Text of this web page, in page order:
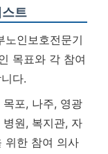
트
노인보호전문기
목표와 각 참여
다.
목포, 나주, 영광
원, 복지관, 자
위한 참여 의사